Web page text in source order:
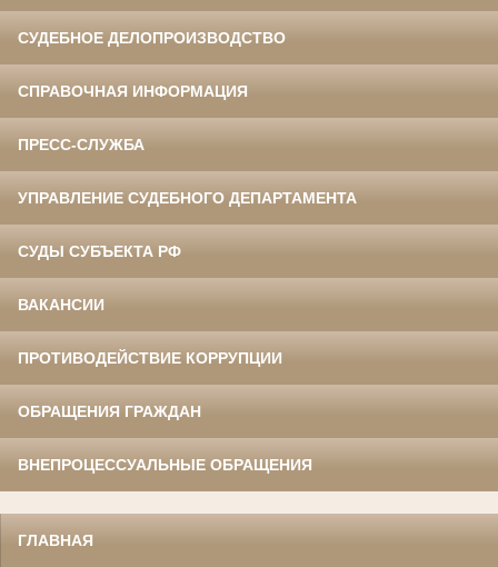
СУДЕБНОЕ ДЕЛОПРОИЗВОДСТВО
СПРАВОЧНАЯ ИНФОРМАЦИЯ
ПРЕСС-СЛУЖБА
УПРАВЛЕНИЕ СУДЕБНОГО ДЕПАРТАМЕНТА
СУДЫ СУБЪЕКТА РФ
ВАКАНСИИ
ПРОТИВОДЕЙСТВИЕ КОРРУПЦИИ
ОБРАЩЕНИЯ ГРАЖДАН
ВНЕПРОЦЕССУАЛЬНЫЕ ОБРАЩЕНИЯ
ГЛАВНАЯ